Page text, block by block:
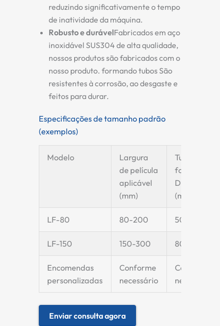
reduzindo significativamente o tempo
de inatividade da máquina.
Robusto e durávelFabricados em aço
inoxidável SUS304 de alta qualidade,
nossos produtos são fabricados com o
nosso produto. formando tubosSão
resistentes à corrosão, ao desgaste e
feitos para durar.
Especificações de tamanho padrão
(exemplos)
Modelo
Largura
de película
aplicável
(mm)
Tubo de
formação
Diâmetro
(mm)
LF-80 80-200 50-100
LF-150 150-300 80-150
Encomendas
personalizadas
Conforme
necessário
Conforme
necessário
Enviar consulta agora